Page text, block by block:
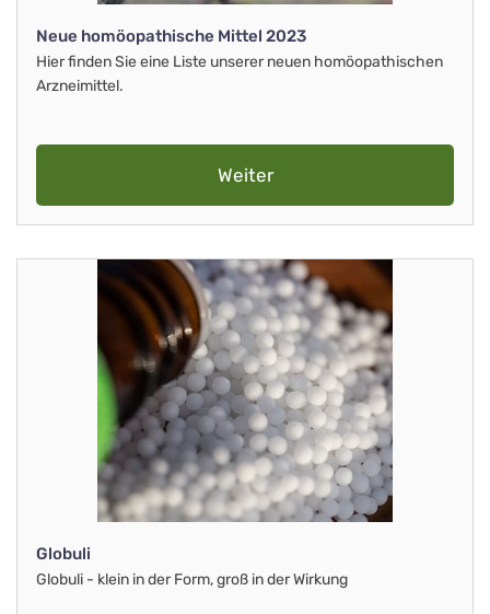
Neue homöopathische Mittel 2023
Hier finden Sie eine Liste unserer neuen homöopathischen
Arzneimittel.
Weiter
Globuli
Globuli - klein in der Form, groß in der Wirkung